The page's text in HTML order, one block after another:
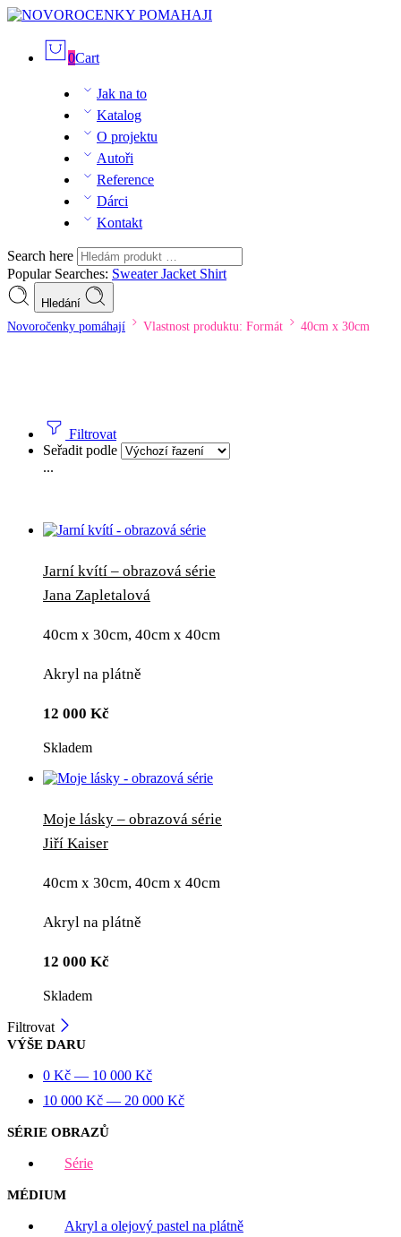
0Cart
Jak na to
Katalog
O projektu
Autoři
Reference
Dárci
Kontakt
Search here
Popular Searches: SweaterJacket Shirt
Hledání
Novoročenky pomáhají Vlastnost produktu: Formát 40cm x 30cm
Filtrovat
Seřadit podle
...
Jarní kvítí – obrazová série
Jana Zapletalová
40cm x 30cm, 40cm x 40cm
Akryl na plátně
12 000 Kč
Skladem
Moje lásky – obrazová série
Jiří Kaiser
40cm x 30cm, 40cm x 40cm
Akryl na plátně
12 000 Kč
Skladem
Filtrovat
VÝŠE DARU
0 Kč — 10 000 Kč
10 000 Kč — 20 000 Kč
SÉRIE OBRAZŮ
Série
MÉDIUM
Akryl a olejový pastel na plátně